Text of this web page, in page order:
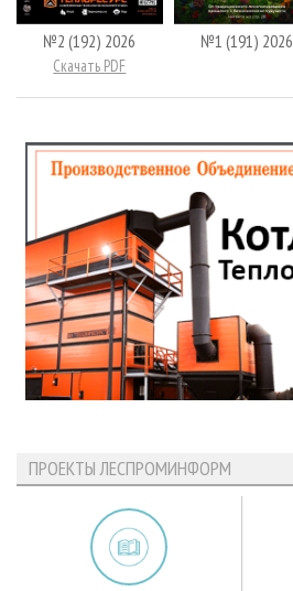
№2 (192) 2026
Скачать PDF
№1 (191) 2026
ПРОЕКТЫ ЛЕСПРОМИНФОРМ